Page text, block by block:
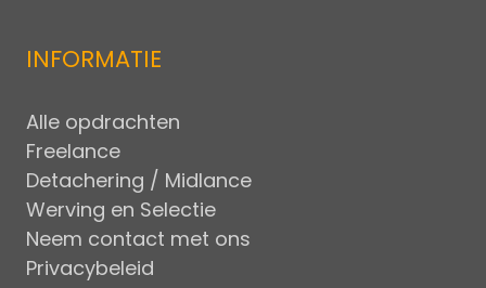
INFORMATIE
Alle opdrachten
Freelance
Detachering / Midlance
Werving en Selectie
Neem contact met ons
Privacybeleid